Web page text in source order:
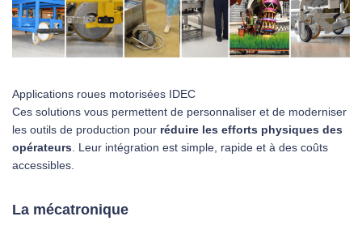
Applications roues motorisées IDEC
Ces solutions vous permettent de personnaliser et de moderniser
les outils de production pour réduire les efforts physiques des
opérateurs . Leur intégration est simple, rapide et à des coûts
accessibles.
La mécatronique